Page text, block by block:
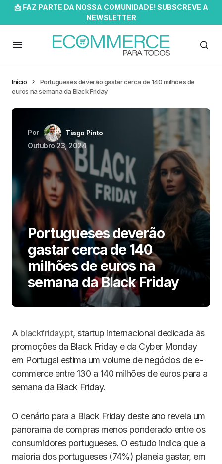
📩 FAZ PARTE DA NOSSA COMUNIDADE! SUBSCREVE A
NEWSLETTER
Início
Portugueses deverão gastar cerca de 140 milhões de
euros na semana da Black Friday
Por
Tiago Pinto
Outubro 23, 2024
Portugueses deverão
gastar cerca de 140
milhões de euros na
semana da Black Friday
A blackfriday.pt, startup internacional dedicada às
promoções da Black Friday e da Cyber Monday
em Portugal estima um volume de negócios de e-
commerce entre 130 a 140 milhões de euros para a
semana da Black Friday.
O cenário para a Black Friday deste ano revela um
panorama de compras menos ponderado entre os
consumidores portugueses. O estudo indica que a
maioria dos portugueses (74%) planeia gastar, em